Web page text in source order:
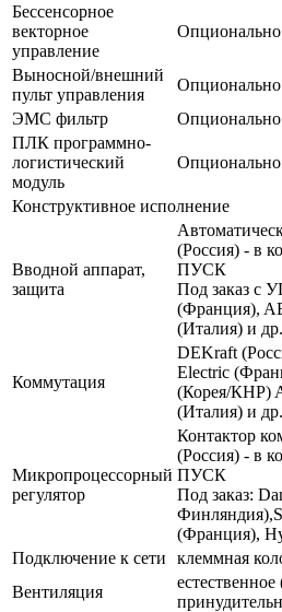
Бессенсорное
векторное
управление
Опционально
Выносной/внешний
пульт управления
Опционально
ЭМС фильтр
Опционально
ПЛК программно-
логистический
модуль
Опционально
Конструктивное исполнение
Вводной аппарат,
защита
(Россия) - в
ПУСК
Под заказ с
(Франция),
(Италия) и др.
Коммутация
DEKraft
Electric
(Корея/КНР)
(Италия) и др.
Микропроцессорный
регулятор
Контактор
(Россия) - в
ПУСК
Под заказ:
(Франция),
Подключение к сети
клеммная
Вентиляция
естественное